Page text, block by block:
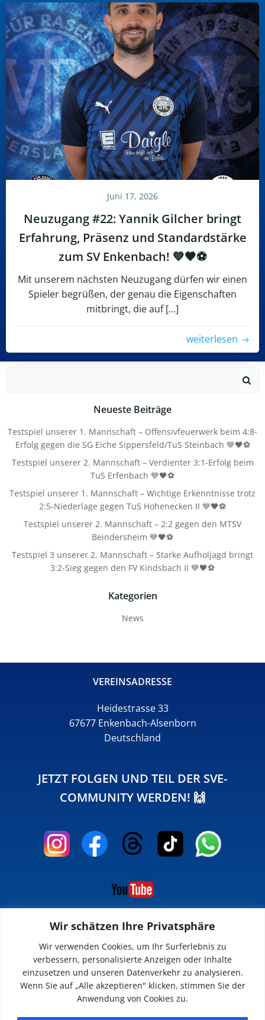
Wir schätzen Ihre Privatsphäre
Wir verwenden Cookies, um Ihr Surferlebnis zu
verbessern, personalisierte Anzeigen oder Inhalte
einzusetzen und unseren Datenverkehr zu analysieren.
Wenn Sie auf „Alle akzeptieren" klicken, stimmen Sie der
Anwendung von Cookies zu.
Juni 17, 2026
Neuzugang #22: Yannik Gilcher bringt
Erfahrung, Präsenz und Standardstärke
zum SV Enkenbach! 💙🖤⚽
Mit unserem nächsten Neuzugang dürfen wir einen
Spieler begrüßen, der genau die Eigenschaften
mitbringt, die auf […]
weiterlesen
Neueste Beiträge
Testspiel unserer 1. Mannschaft – Offensivfeuerwerk beim 4:8-
Erfolg gegen die SG Eiche Sippersfeld/TuS Steinbach 💙🖤⚽
Testspiel unserer 2. Mannschaft – Verdienter 3:1-Erfolg beim
TuS Erfenbach 💙🖤⚽
Testspiel unserer 1. Mannschaft – Wichtige Erkenntnisse trotz
2:5-Niederlage gegen TuS Hohenecken II 💙🖤⚽
Testspiel unserer 2. Mannschaft – 2:2 gegen den MTSV
Beindersheim 💙🖤⚽
Testspiel 3 unserer 2. Mannschaft – Starke Aufholjagd bringt
3:2-Sieg gegen den FV Kindsbach II 💙🖤⚽
Kategorien
News
VEREINSADRESSE
Heidestrasse 33
67677 Enkenbach-Alsenborn
Deutschland
JETZT FOLGEN UND TEIL DER SVE-
COMMUNITY WERDEN! 🙌
INFOS
Impressum
Datenschutz
Kontakt